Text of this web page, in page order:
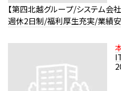
【第四北越グループ/システム会
週休2日制/福利厚生充実/業績安